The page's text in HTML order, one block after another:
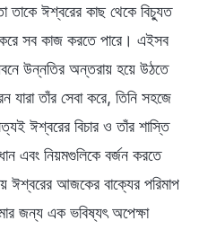
তাকে ঈশ্বরের কাছ থেকে বিচ্যুত
সব কাজ করতে পারে। এইসব
উন্নতির অন্তরায় হয়ে উঠতে
যারা তাঁর সেবা করে, তিনি সহজে
ঈশ্বরের বিচার ও তাঁর শাস্তি
এবং নিয়মগুলিকে বর্জন করতে
ঈশ্বরের আজকের বাক্যের পরিমাপ
জন্য এক ভবিষ্যৎ অপেক্ষা